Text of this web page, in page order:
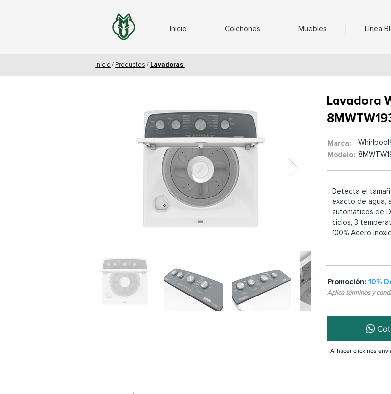
Inicio Colchones Muebles Línea
Inicio / Productos / Lavadoras
Lavadora
Marca:
Modelo:
Detecta el
exacto de agua,
automáticos de
ciclos, 3
100% Acero
Promoción: 10%
Aplica términos y
ℹ️ Al hacer click nos